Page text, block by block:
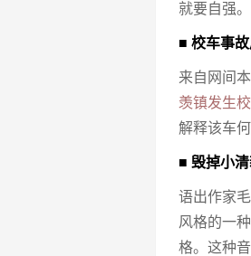
就要自强。
■ 校车事
来自网间
羡镇发生
解释该车
■ 毁掉小
语出作家
风格的一
格。这种